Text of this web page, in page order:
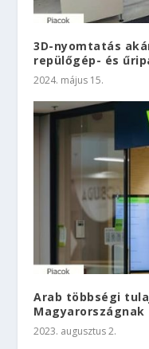
3D-nyomtatás
repülőgép- és
2024. május 15.
Arab többségi
Magyarországnak
2023. augusztus 2.